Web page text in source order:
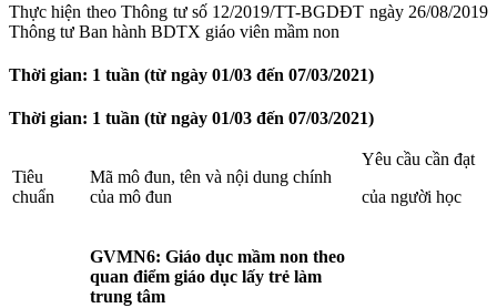
Thực hiện theo Thông tư số 12/2019/TT-BGDĐT ngày 26/08/2019
Thông tư Ban hành BDTX giáo viên mầm non
Thời gian: 1 tuần (từ ngày 01/03 đến 07/03/2021)
Thời gian: 1 tuần (từ ngày 01/03 đến 07/03/2021)
Tiêu
chuẩn
Mã mô đun, tên và nội dung chính
của mô đun
Yêu cầu cần đạt
của người học
GVMN6: Giáo dục mầm non theo
quan điểm giáo dục lấy trẻ làm
trung tâm